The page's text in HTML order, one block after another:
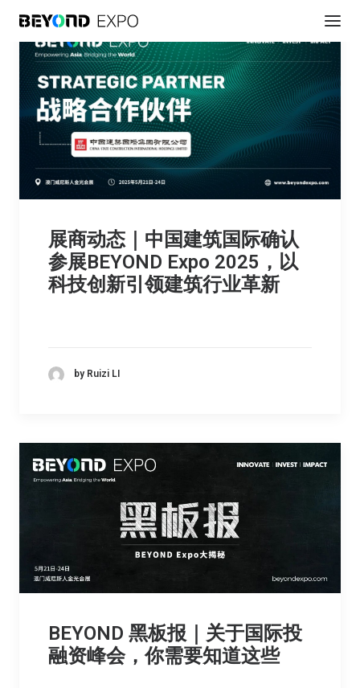
展商动态｜中国建筑国际确认
参展BEYOND Expo 2025，以
科技创新引领建筑行业革新
by Ruizi LI
BEYOND 黑板报｜关于国际投
融资峰会，你需要知道这些